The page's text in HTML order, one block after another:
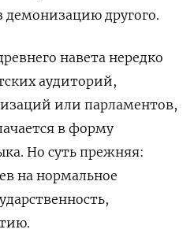
демонизацию другого.
навета нередко
аудиторий,
или парламентов,
в форму
Но суть прежняя:
на нормальное